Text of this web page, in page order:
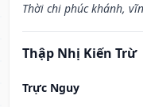
Thời chi phúc khánh,
Thập Nhị Kiến Trừ
Trực Nguy